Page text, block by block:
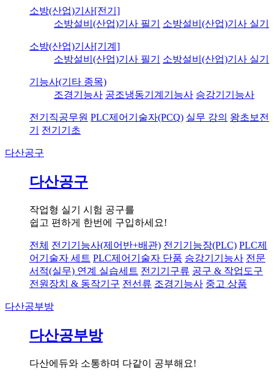
소방(산업)기사[전기]
소방설비(산업)기사 필기
소방설비(산업)기사 실기
소방(산업)기사[기계]
소방설비(산업)기사 필기
소방설비(산업)기사 실기
기능사(기타 종목)
조경기능사 공조냉동기계기능사 승강기기능사
전기직공무원 PLC제어기술자(PCQ) 실무 강의 왕초보전
기
전기기초
다산공구
다산공구
작업형 실기 시험 공구를
쉽고 편하게 한번에 구입하세요!
전체 전기기능사(제어반+배관) 전기기능장(PLC) PLC제
어기술자 세트 PLC제어기술자 단품 승강기기능사 전문
서적(실무) 연계 실습세트 전기기구류 공구 & 작업도구
전원장치 & 동작기구 전선류 조경기능사 중고 상품
다산공부방
다산공부방
다산에듀와 소통하며 다같이 공부해요!